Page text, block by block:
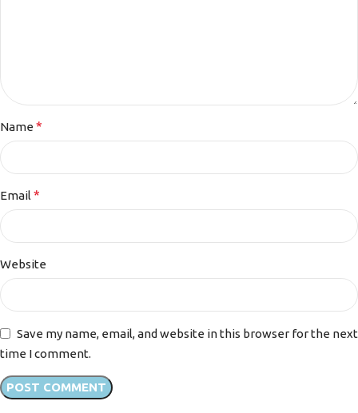
Name *
Email *
Website
Save my name, email, and website in this browser for the next
time I comment.